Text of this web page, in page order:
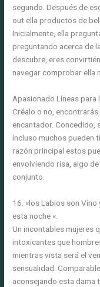
segundo. Después de
out ella productos de
Inicialmente, ella
preguntando acerca de
descubre, eres
navegar comprobar ella
Apasionado Líneas para
Créalo o no,
encantador. Concedido,
incluso muchos pueden
razón principal estos
envolviendo risa, algo
conjunto.
16. «los Labios son
esta noche «.
Un incontables mujeres
intoxicantes que
mientras vista será el
sensualidad.
aconsejando esta dama